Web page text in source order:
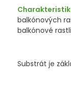
balkónových
balkónové
Substrát je